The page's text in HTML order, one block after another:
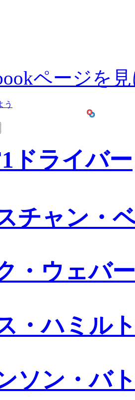
ページを
う
ドライバー
チャン・
・ウェバー
・ハミル
ソン・バ